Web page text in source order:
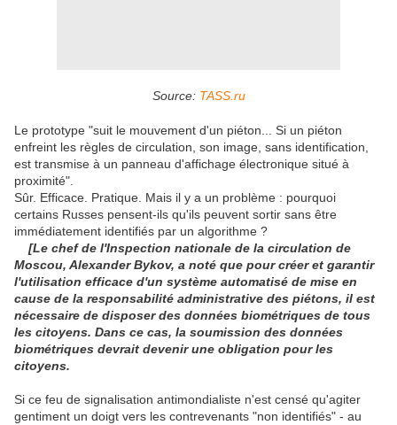
Source: TASS.ru
Le prototype "suit le mouvement d'un piéton... Si un piéton
enfreint les règles de circulation, son image, sans identification,
est transmise à un panneau d'affichage électronique situé à
proximité".
Sûr. Efficace. Pratique. Mais il y a un problème : pourquoi
certains Russes pensent-ils qu'ils peuvent sortir sans être
immédiatement identifiés par un algorithme ?
[Le chef de l'Inspection nationale de la circulation de
Moscou, Alexander Bykov, a noté que pour créer et garantir
l'utilisation efficace d'un système automatisé de mise en
cause de la responsabilité administrative des piétons, il est
nécessaire de disposer des données biométriques de tous
les citoyens. Dans ce cas, la soumission des données
biométriques devrait devenir une obligation pour les
citoyens.
Si ce feu de signalisation antimondialiste n'est censé qu'agiter
gentiment un doigt vers les contrevenants "non identifiés" - au